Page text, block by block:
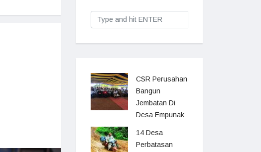
CSR Perusahan
Bangun
Jembatan Di
Desa Empunak
14 Desa
Perbatasan